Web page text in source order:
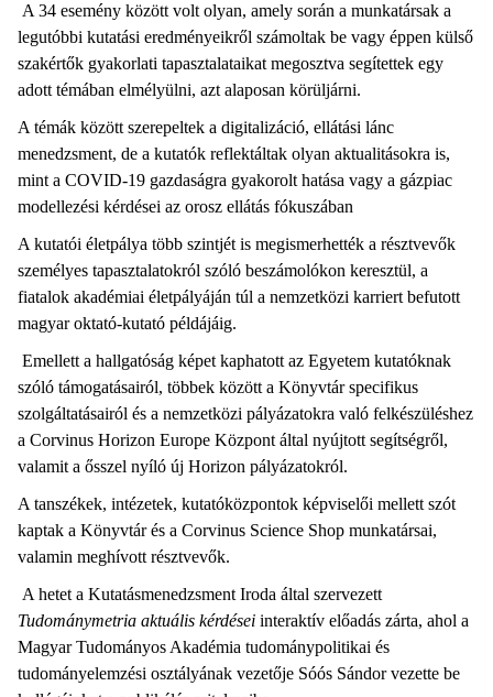
A 34 esemény között volt olyan, amely során a munkatársak a
legutóbbi kutatási eredményeikről számoltak be vagy éppen külső
szakértők gyakorlati tapasztalataikat megosztva segítettek egy
adott témában elmélyülni, azt alaposan körüljárni.
A témák között szerepeltek a digitalizáció, ellátási lánc
menedzsment, de a kutatók reflektáltak olyan aktualitásokra is,
mint a COVID-19 gazdaságra gyakorolt hatása vagy a gázpiac
modellezési kérdései az orosz ellátás fókuszában
A kutatói életpálya több szintjét is megismerhették a résztvevők
személyes tapasztalatokról szóló beszámolókon keresztül, a
fiatalok akadémiai életpályáján túl a nemzetközi karriert befutott
magyar oktató-kutató példájáig.
Emellett a hallgatóság képet kaphatott az Egyetem kutatóknak
szóló támogatásairól, többek között a Könyvtár specifikus
szolgáltatásairól és a nemzetközi pályázatokra való felkészüléshez
a Corvinus Horizon Europe Központ által nyújtott segítségről,
valamit a ősszel nyíló új Horizon pályázatokról.
A tanszékek, intézetek, kutatóközpontok képviselői mellett szót
kaptak a Könyvtár és a Corvinus Science Shop munkatársai,
valamin meghívott résztvevők.
A hetet a Kutatásmenedzsment Iroda által szervezett
Tudománymetria aktuális kérdései interaktív előadás zárta, ahol a
Magyar Tudományos Akadémia tudománypolitikai és
tudományelemzési osztályának vezetője Sóós Sándor vezette be